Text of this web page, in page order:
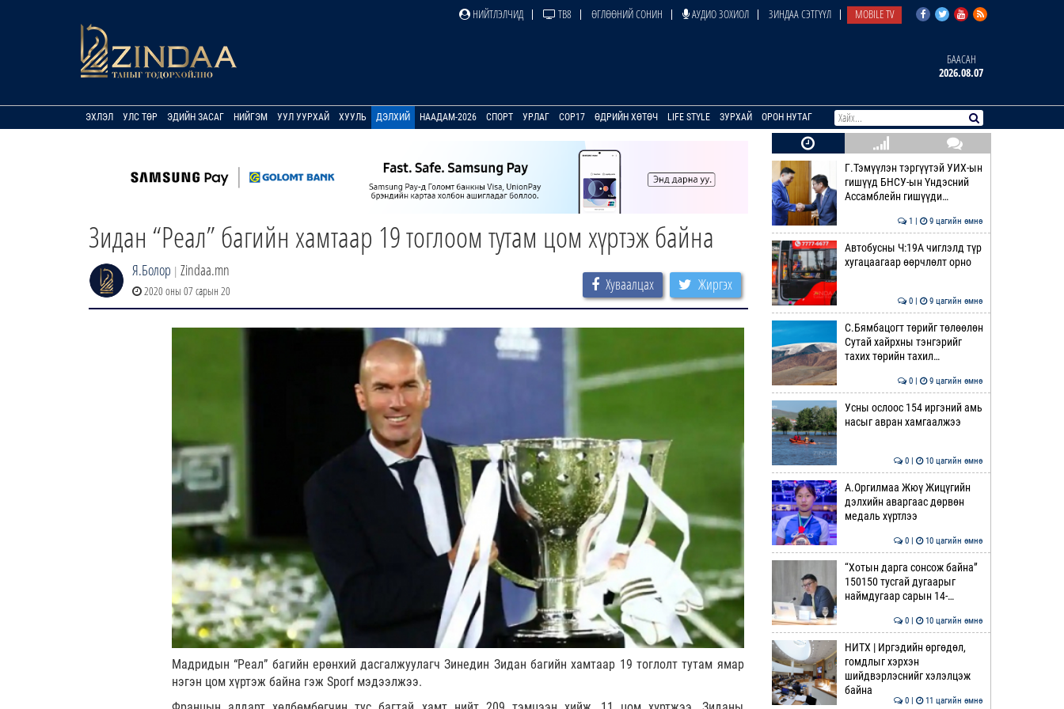
НИЙТЛЭЛЧИД ТВ8 ӨГЛӨӨНИЙ СОНИН АУДИО ЗОХИОЛ ЗИНДАА СЭТГҮҮЛ MOBILE TV
БААСАН
2026.08.07
ЭХЛЭЛ УЛС ТӨР ЭДИЙН ЗАСАГ НИЙГЭМ УУЛ УУРХАЙ ХУУЛЬ ДЭЛХИЙ НААДАМ-2026 СПОРТ УРЛАГ COP17 ӨДРИЙН ХӨТӨЧ LIFE STYLE ЗУРХАЙ ОРОН НУТАГ
Зидан “Реал” багийн хамтаар 19 тоглоом тутам цом хүртэж байна
Я.Болор | Zindaa.mn
2020 оны 07 сарын 20 Хуваалцах Жиргэх
Мадридын “Реал” багийн ерөнхий дасгалжуулагч Зинедин Зидан багийн хамтаар 19 тоглолт тутам ямар
нэгэн цом хүртэж байна гэж Sporf мэдээлжээ.
Г.Тэмүүлэн тэргүүтэй УИХ-ын
гишүүд БНСУ-ын Үндэсний
Ассамблейн гишүүди…
1 | 9 цагийн өмнө
Автобусны Ч:19А чиглэлд түр
хугацаагаар өөрчлөлт орно
0 | 9 цагийн өмнө
С.Бямбацогт төрийг төлөөлөн
Сутай хайрхны тэнгэрийг
тахих төрийн тахил…
0 | 9 цагийн өмнө
Усны ослоос 154 иргэний амь
насыг авран хамгаалжээ
0 | 10 цагийн өмнө
А.Оргилмаа Жюү Жицүгийн
дэлхийн аваргаас дөрвөн
медаль хүртлээ
0 | 10 цагийн өмнө
“Хотын дарга сонсож байна”
150150 тусгай дугаарыг
наймдугаар сарын 14-…
0 | 10 цагийн өмнө
НИТХ | Иргэдийн өргөдөл,
гомдлыг хэрхэн
шийдвэрлэснийг хэлэлцэж
байна
0 | 11 цагийн өмнө